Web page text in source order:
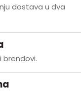
dostava u dva
brendovi.